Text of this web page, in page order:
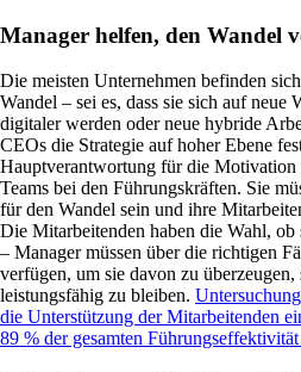
Manager helfen, den Wandel
Die meisten Unternehmen befinden
Wandel – sei es, dass sie sich auf neue
digitaler werden oder neue hybride
CEOs die Strategie auf hoher Ebene
Hauptverantwortung für die Motivation
Teams bei den Führungskräften. Sie
für den Wandel sein und ihre
Die Mitarbeitenden haben die Wahl, ob
– Manager müssen über die richtigen
verfügen, um sie davon zu
leistungsfähig zu bleiben.
die Unterstützung der Mitarbeitenden
89 % der gesamten Führungseffektivität